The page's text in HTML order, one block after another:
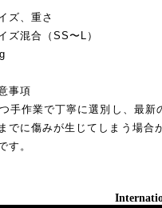
ズ、重さ
ズ混合（SS〜L）
事項
手作業で丁寧に選別し、最
でに傷みが生じてしまう場合
す。